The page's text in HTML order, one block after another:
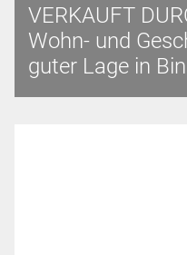
VERKAUFT
Wohn- und
guter Lage in